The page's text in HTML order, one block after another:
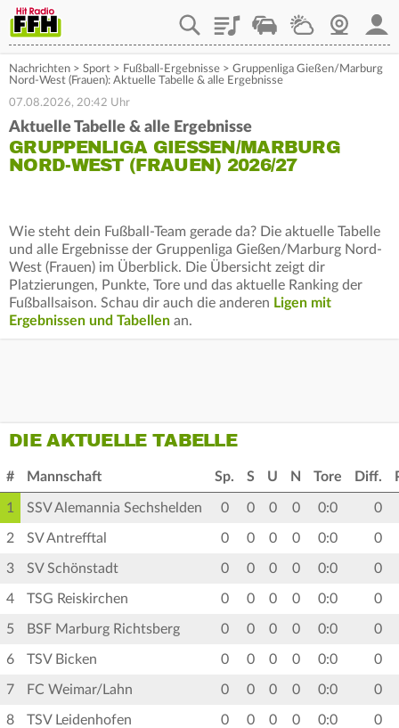
PlaylistStaupilotWetterWebcam
Nachrichten > Sport > Fußball-Ergebnisse > Gruppenliga Gießen/Marburg
Nord-West (Frauen): Aktuelle Tabelle & alle Ergebnisse
07.08.2026, 20:42 Uhr
Aktuelle Tabelle & alle Ergebnisse
GRUPPENLIGA GIESSEN/MARBURG N
ORD-WEST (FRAUEN) 2026/27
Wie steht dein Fußball-Team gerade da? Die aktuelle Tabelle
und alle Ergebnisse der Gruppenliga Gießen/Marburg Nord-
West (Frauen) im Überblick. Die Übersicht zeigt dir
Platzierungen, Punkte, Tore und das aktuelle Ranking der
Fußballsaison. Schau dir auch die anderen Ligen mit
Ergebnissen und Tabellen an.
DIE AKTUELLE TABELLE
# Mannschaft Sp. S U N Tore Diff.
1 SSV Alemannia Sechshelden 0 0 0 0 0:0 0
2 SV Antrefftal 0 0 0 0 0:0 0
3 SV Schönstadt 0 0 0 0 0:0 0
4 TSG Reiskirchen 0 0 0 0 0:0 0
5 BSF Marburg Richtsberg 0 0 0 0 0:0 0
6 TSV Bicken 0 0 0 0 0:0 0
7 FC Weimar/Lahn 0 0 0 0 0:0 0
8 TSV Leidenhofen 0 0 0 0 0:0 0